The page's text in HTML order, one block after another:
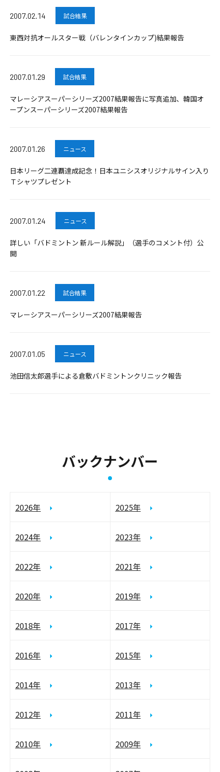
2007.02.14 試合結果
東西対抗オールスター戦（バレンタインカップ)結果報告
2007.01.29 試合結果
マレーシアスーパーシリーズ2007結果報告に写真追加、韓国オ
ープンスーパーシリーズ2007結果報告
2007.01.26 ニュース
日本リーグ二連覇達成記念！日本ユニシスオリジナルサイン入り
Ｔシャツプレゼント
2007.01.24 ニュース
詳しい「バドミントン 新ルール解説」（選手のコメント付）公
開
2007.01.22 試合結果
マレーシアスーパーシリーズ2007結果報告
2007.01.05 ニュース
池田信太郎選手による倉敷バドミントンクリニック報告
バックナンバー
2026年 2025年
2024年 2023年
2022年 2021年
2020年 2019年
2018年 2017年
2016年 2015年
2014年 2013年
2012年 2011年
2010年 2009年